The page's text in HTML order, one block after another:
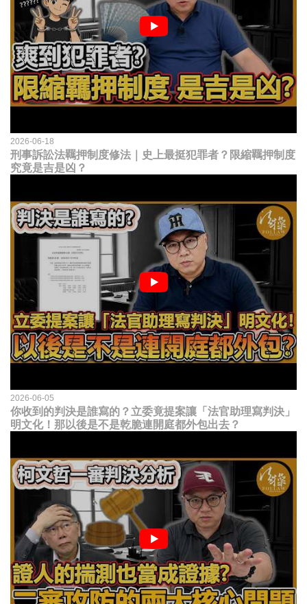
2026-06-18
刑事訴訟法羈押制度修法｜史上最挺犯罪者？限縮羈押制度
究竟是吉是凶？
2026-06-05
你收到的判決是誰寫的？立委竟提案讓「法官助理寫判決」
明文化！那以後是不是乾脆連開庭都外包出去？